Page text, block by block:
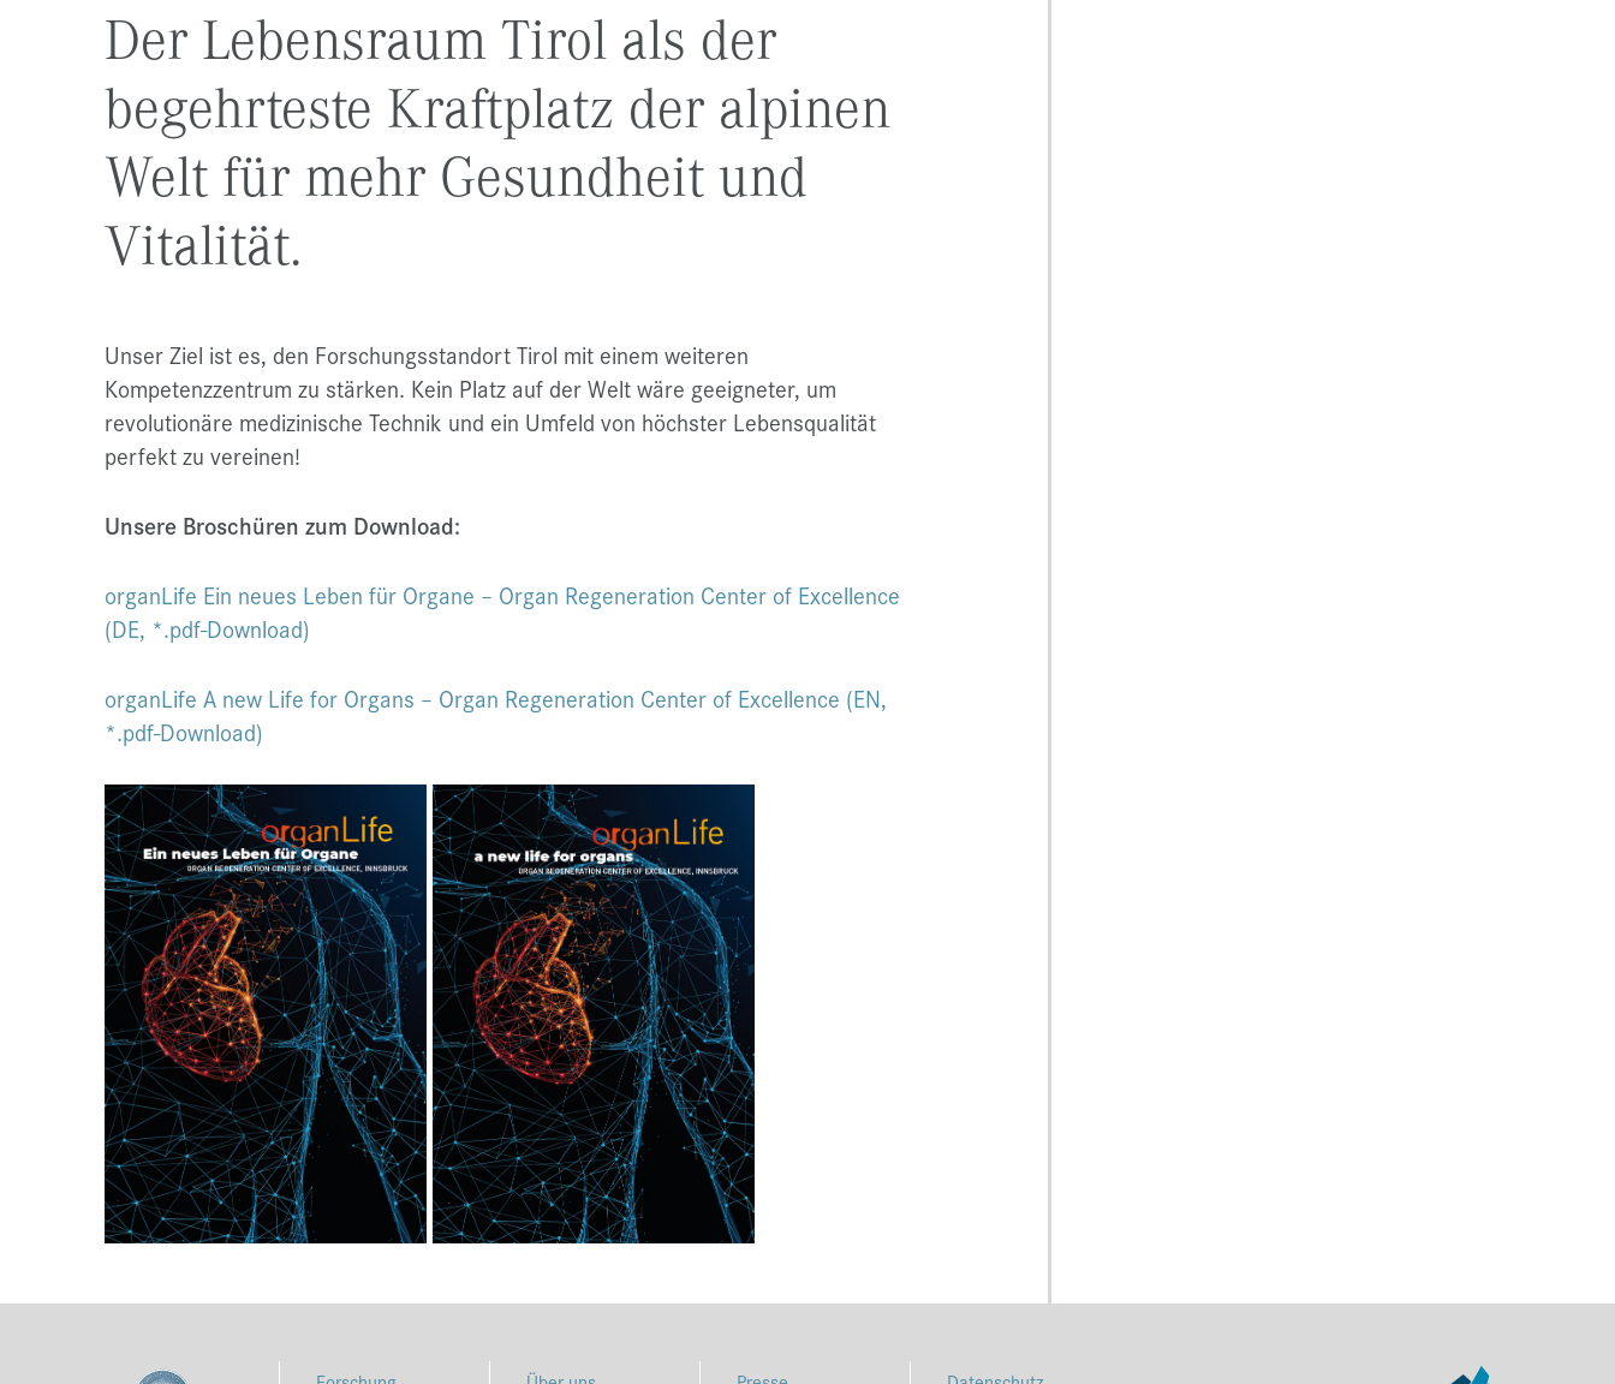
Der Lebensraum Tirol als der
begehrteste Kraftplatz der alpinen
Welt für mehr Gesundheit und
Vitalität.
Unser Ziel ist es, den Forschungsstandort Tirol mit einem weiteren
Kompetenzzentrum zu stärken. Kein Platz auf der Welt wäre geeigneter, um
revolutionäre medizinische Technik und ein Umfeld von höchster Lebensqualität
perfekt zu vereinen!
Unsere Broschüren zum Download:
organLife Ein neues Leben für Organe – Organ Regeneration Center of Excellence
(DE, *.pdf-Download)
organLife A new Life for Organs – Organ Regeneration Center of Excellence (EN,
*.pdf-Download)